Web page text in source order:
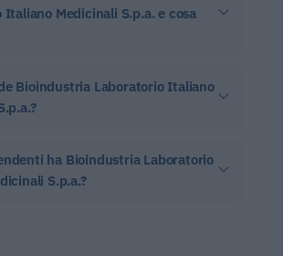
Italiano Medicinali S.p.a. e cosa
Bioindustria Laboratorio Italiano
ha Bioindustria Laboratorio
S.p.a.?